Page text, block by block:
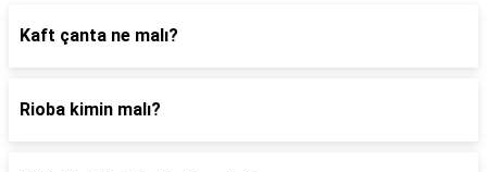
Kaft çanta ne malı?
Rioba kimin malı?